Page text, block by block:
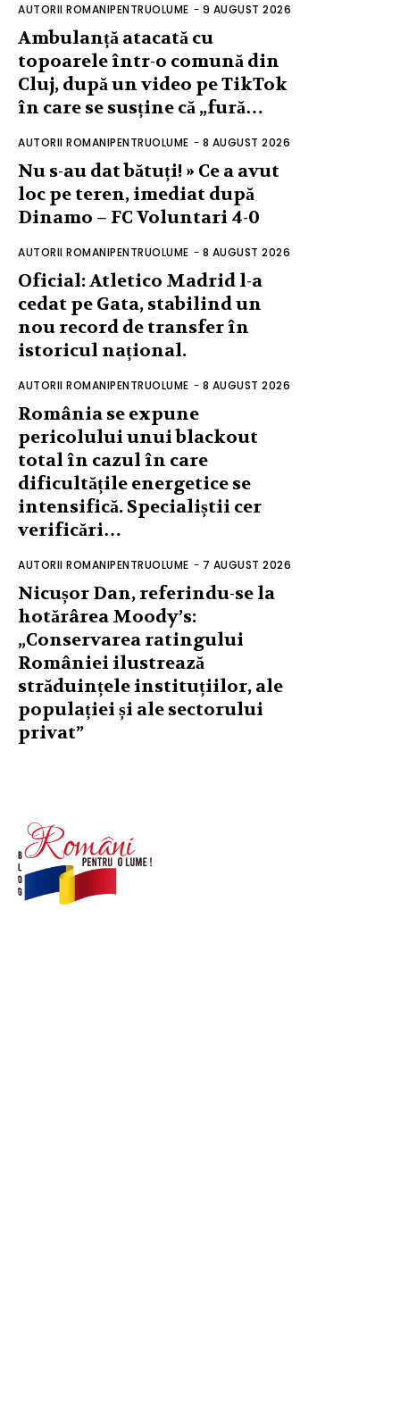
AUTORII ROMANIPENTRUOLUME - 9 AUGUST 2026
Ambulanță atacată cu
topoarele într-o comună din
Cluj, după un video pe TikTok
în care se susține că „fură…
AUTORII ROMANIPENTRUOLUME - 8 AUGUST 2026
Nu s-au dat bătuți! » Ce a avut
loc pe teren, imediat după
Dinamo – FC Voluntari 4-0
AUTORII ROMANIPENTRUOLUME - 8 AUGUST 2026
Oficial: Atletico Madrid l-a
cedat pe Gata, stabilind un
nou record de transfer în
istoricul național.
AUTORII ROMANIPENTRUOLUME - 8 AUGUST 2026
România se expune
pericolului unui blackout
total în cazul în care
dificultățile energetice se
intensifică. Specialiștii cer
verificări…
AUTORII ROMANIPENTRUOLUME - 7 AUGUST 2026
Nicușor Dan, referindu-se la
hotărârea Moody’s:
„Conservarea ratingului
României ilustrează
străduințele instituțiilor, ale
populației și ale sectorului
privat”